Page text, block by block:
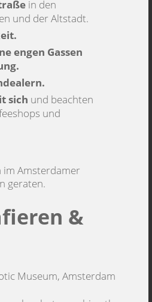
in den
und der Altstadt.
engen Gassen
sich und beachten
und
im Amsterdamer
geraten.
&